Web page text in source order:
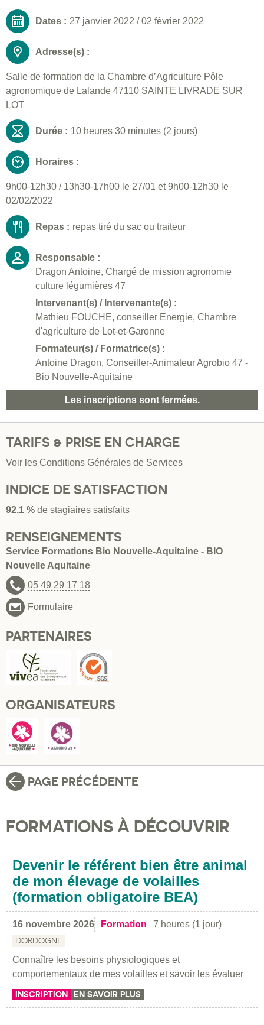
Dates : 27 janvier 2022 /02 février 2022
Adresse(s) :
Salle de formation de la Chambre d’Agriculture Pôle
agronomique de Lalande 47110 SAINTE LIVRADE SUR
LOT
Durée : 10 heures 30 minutes (2 jours)
Horaires :
9h00-12h30 / 13h30-17h00 le 27/01 et 9h00-12h30 le
02/02/2022
Repas : repas tiré du sac ou traiteur
Responsable :
Dragon Antoine, Chargé de mission agronomie
culture légumières 47
Intervenant(s) / Intervenante(s) :
Mathieu FOUCHE, conseiller Energie, Chambre
d'agriculture de Lot-et-Garonne
Formateur(s) / Formatrice(s) :
Antoine Dragon, Conseiller-Animateur Agrobio 47 -
Bio Nouvelle-Aquitaine
Les inscriptions sont fermées.
TARIFS & PRISE EN CHARGE
Voir les Conditions Générales de Services
INDICE DE SATISFACTION
92.1 % de stagiaires satisfaits
RENSEIGNEMENTS
Service Formations Bio Nouvelle-Aquitaine - BIO
Nouvelle Aquitaine
05 49 29 17 18
Formulaire
PARTENAIRES
ORGANISATEURS
PAGE PRÉCÉDENTE
FORMATIONS À DÉCOUVRIR
Devenir le référent bien être animal
de mon élevage de volailles
(formation obligatoire BEA)
16 novembre 2026 Formation 7 heures (1 jour)
DORDOGNE
Connaître les besoins physiologiques et
comportementaux de mes volailles et savoir les évaluer
INSCRIPTION EN SAVOIR PLUS